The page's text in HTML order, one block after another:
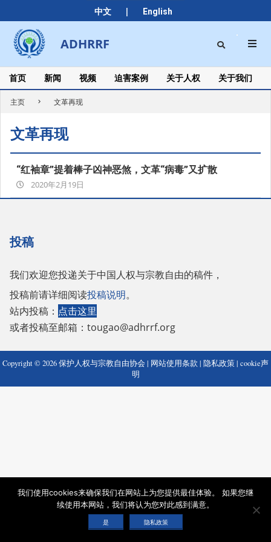
中文 | English
to
content
ADHRRF Search
Secondary
Navigation
Menu
首页 新闻 视频 迫害案例 关于人权 关于我们
主页 文革再现
文革再现
“红袖章”提着棒子凶神恶煞，文革“病毒”又扩散
2020-
02-
2020年2月19日
投稿
我们欢迎您投递关于中国人权与宗教自由的稿件，
投稿前请详细阅读投稿说明。
站内投稿： 点击这里
或者投稿至邮箱： tougao@adhrrf.org
Copyright © 2026 保护人权与宗教自由协会 | 网站使用条款 | 隐私政策| cookie声
明
我们使用cookies来确保我们在网站上为您提供最佳体验。 如果您继
续使用本网站，我们将认为您对此感到满意。
是 隐私政策